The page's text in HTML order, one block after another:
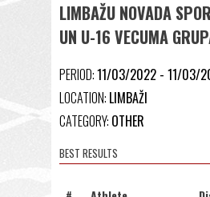
LIMBAŽU NOVADA
UN U-16 VECUMA
PERIOD:11/03/2022 - 11/03/
LOCATION: LIMBAŽI
CATEGORY: OTHER
BEST RESULTS